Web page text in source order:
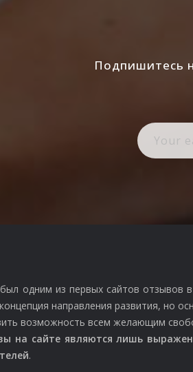
Подпишитесь
одним из первых сайтов отзывов
направления развития, но
возможность всем желающим
на сайте являются лишь
.